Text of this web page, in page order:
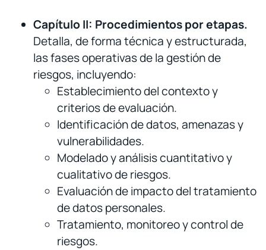
Capítulo II: Procedimientos por etapas.
Detalla, de forma técnica y estructurada,
las fases operativas de la gestión de
riesgos, incluyendo:
Establecimiento del contexto y
criterios de evaluación.
Identificación de datos, amenazas y
vulnerabilidades.
Modelado y análisis cuantitativo y
cualitativo de riesgos.
Evaluación de impacto del tratamiento
de datos personales.
Tratamiento, monitoreo y control de
riesgos.